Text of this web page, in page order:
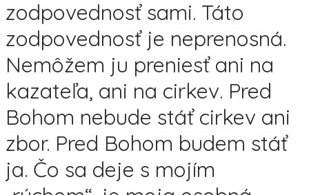
zodpovednosť sami. Táto
zodpovednosť je neprenosná.
Nemôžem ju preniesť ani na
kazateľa, ani na cirkev. Pred
Bohom nebude stáť cirkev ani
zbor. Pred Bohom budem stáť
ja. Čo sa deje s mojím